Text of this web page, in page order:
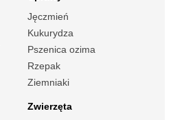
Jęczmień
Kukurydza
Pszenica ozima
Rzepak
Ziemniaki
Zwierzęta